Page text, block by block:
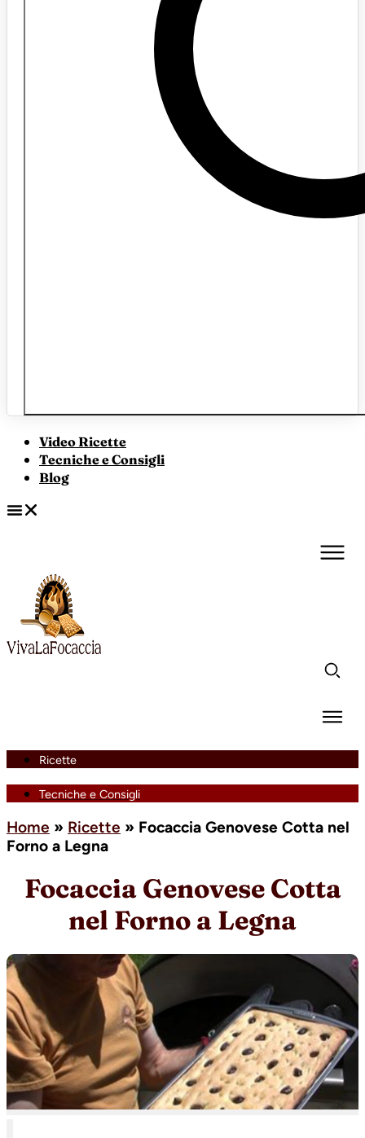
Video Ricette
Tecniche e Consigli
Blog
Ricette
Tecniche e Consigli
Home » Ricette » Focaccia Genovese Cotta nel
Forno a Legna
Focaccia Genovese Cotta
nel Forno a Legna